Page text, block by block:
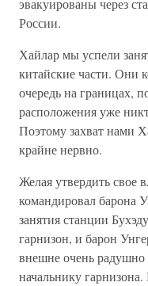
эвакуированы через
России.
Хайлар мы успели
китайские части. Они
очередь на границах,
расположения уже
Поэтому захват нами
крайне нервно.
Желая утвердить свое
командировал барона
занятия станции
гарнизон, и барон
внешне очень
начальнику